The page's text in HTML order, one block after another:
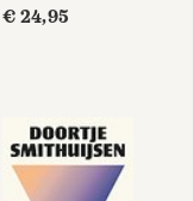
€ 24,95